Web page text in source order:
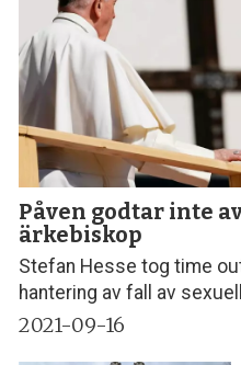
Påven godtar inte
ärkebiskop
Stefan Hesse tog time
hantering av fall av
2021-09-16